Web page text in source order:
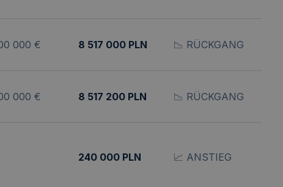
000 € 8 517 000 PLN 📉 RÜCKGANG
000 € 8 517 200 PLN 📉 RÜCKGANG
240 000 PLN 📈 ANSTIEG